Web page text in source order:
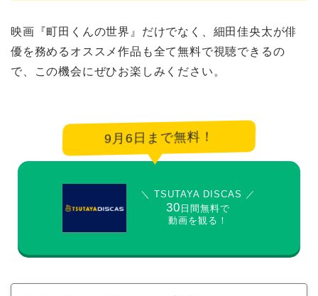
映画『町田くんの世界』だけでなく、細田佳央太が俳
優を務めるオススメ作品も全て無料で視聴できるの
で、この機会にぜひお楽しみください。
9月6日まで無料！
＼ TSUTAYA DISCAS ／
30 日間無料で
動画を観る！